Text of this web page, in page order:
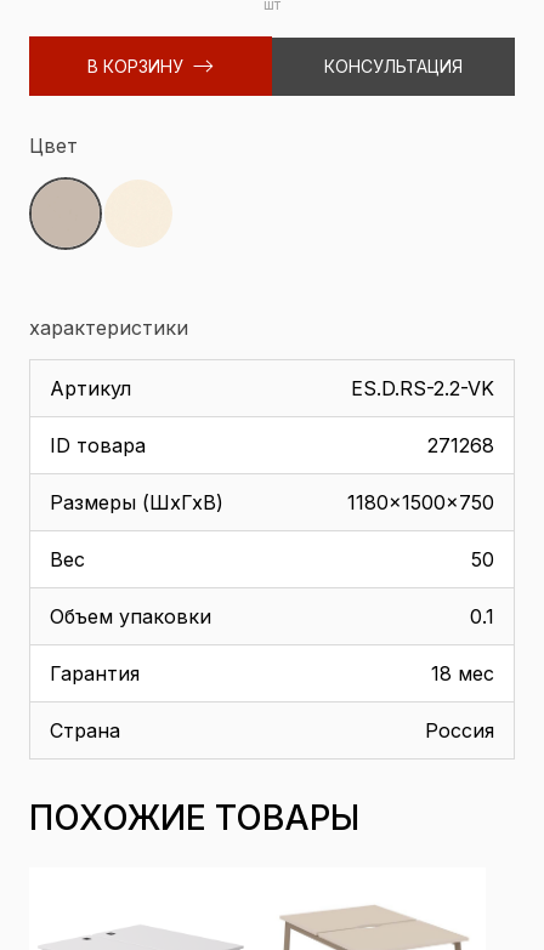
шт
В КОРЗИНУ КОНСУЛЬТАЦИЯ
Цвет
характеристики
Артикул ES.D.RS-2.2-VK
ID товара 271268
Размеры (ШхГхВ) 1180x1500x750
Вес 50
Объем упаковки 0.1
Гарантия 18 мес
Страна Россия
ПОХОЖИЕ ТОВАРЫ